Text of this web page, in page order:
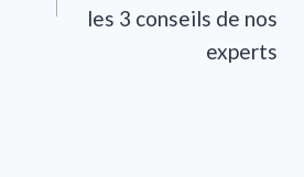
les 3 conseils de nos
experts